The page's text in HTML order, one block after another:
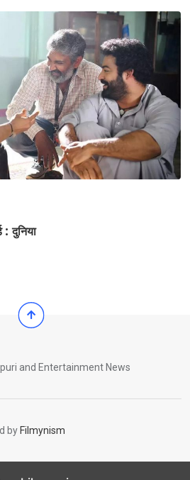
: दुनिया
and Entertainment News
by Filmynism